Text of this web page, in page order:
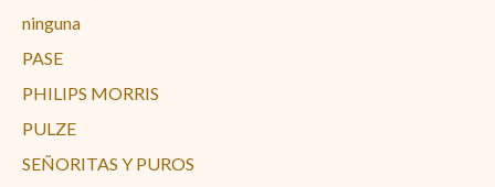
ninguna
PASE
PHILIPS MORRIS
PULZE
SEÑORITAS Y PUROS